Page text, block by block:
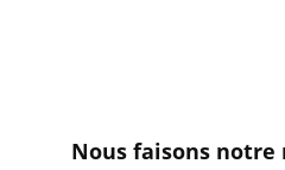
Nous faisons notre